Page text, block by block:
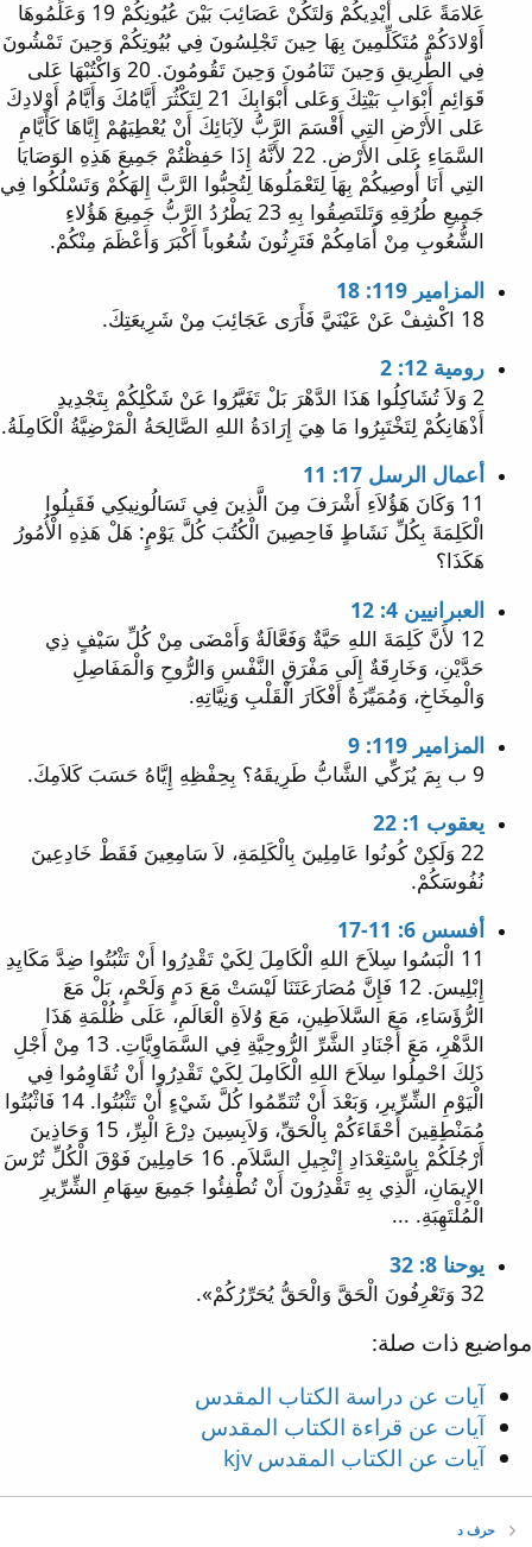
عَلامَةً عَلى أَيْدِيكُمْ وَلتَكُنْ عَصَائِبَ بَيْنَ عُيُونِكُمْ 19 وَعَلِّمُوهَا
أَوْلادَكُمْ مُتَكَلِّمِينَ بِهَا حِينَ تَجْلِسُونَ فِي بُيُوتِكُمْ وَحِينَ تَمْشُونَ
فِي الطَّرِيقِ وَحِينَ تَنَامُونَ وَحِينَ تَقُومُونَ. 20 وَاكْتُبْهَا عَلى
قَوَائِمِ أَبْوَابِ بَيْتِكَ وَعَلى أَبْوَابِكَ 21 لِتَكْثُرَ أَيَّامُكَ وَأَيَّامُ أَوْلادِكَ
عَلى الأَرْضِ التِي أَقْسَمَ الرَّبُّ لآِبَائِكَ أَنْ يُعْطِيَهُمْ إِيَّاهَا كَأَيَّامِ
السَّمَاءِ عَلى الأَرْضِ. 22 لأَنَّهُ إِذَا حَفِظْتُمْ جَمِيعَ هَذِهِ الوَصَايَا
التِي أَنَا أُوصِيكُمْ بِهَا لِتَعْمَلُوهَا لِتُحِبُّوا الرَّبَّ إِلهَكُمْ وَتَسْلُكُوا فِي
جَمِيعِ طُرُقِهِ وَتَلتَصِقُوا بِهِ 23 يَطْرُدُ الرَّبُّ جَمِيعَ هَؤُلاءِ
الشُّعُوبِ مِنْ أَمَامِكُمْ فَتَرِثُونَ شُعُوباً أَكْبَرَ وَأَعْظَمَ مِنْكُمْ.
المزامير 119: 18
18 اكْشِفْ عَنْ عَيْنَيَّ فَأَرَى عَجَائِبَ مِنْ شَرِيعَتِكَ.
رومية 12: 2
2 وَلاَ تُشَاكِلُوا هَذَا الدَّهْرَ بَلْ تَغَيَّرُوا عَنْ شَكْلِكُمْ بِتَجْدِيدِ
أَذْهَانِكُمْ لِتَخْتَبِرُوا مَا هِيَ إِرَادَةُ اللهِ الصَّالِحَةُ الْمَرْضِيَّةُ الْكَامِلَةُ.
أعمال الرسل 17: 11
11 وَكَانَ هَؤُلاَءِ أَشْرَفَ مِنَ الَّذِينَ فِي تَسَالُونِيكِي فَقَبِلُوا
الْكَلِمَةَ بِكُلِّ نَشَاطٍ فَاحِصِينَ الْكُتُبَ كُلَّ يَوْمٍ: هَلْ هَذِهِ الْأُمُورُ
هَكَذَا؟
العبرانيين 4: 12
12 لأَنَّ كَلِمَةَ اللهِ حَيَّةٌ وَفَعَّالَةٌ وَأَمْضَى مِنْ كُلِّ سَيْفٍ ذِي
حَدَّيْنِ، وَخَارِقَةٌ إِلَى مَفْرَقِ النَّفْسِ وَالرُّوحِ وَالْمَفَاصِلِ
وَالْمِخَاخِ، وَمُمَيِّزَةٌ أَفْكَارَ الْقَلْبِ وَنِيَّاتِهِ.
المزامير 119: 9
9 ب بِمَ يُزَكِّي الشَّابُّ طَرِيقَهُ؟ بِحِفْظِهِ إِيَّاهُ حَسَبَ كَلاَمِكَ.
يعقوب 1: 22
22 وَلَكِنْ كُونُوا عَامِلِينَ بِالْكَلِمَةِ، لاَ سَامِعِينَ فَقَطْ خَادِعِينَ
نُفُوسَكُمْ.
أفسس 6: 11-17
11 الْبَسُوا سِلاَحَ اللهِ الْكَامِلَ لِكَيْ تَقْدِرُوا أَنْ تَثْبُتُوا ضِدَّ مَكَايِدِ
إِبْلِيسَ. 12 فَإِنَّ مُصَارَعَتَنَا لَيْسَتْ مَعَ دَمٍ وَلَحْمٍ، بَلْ مَعَ
الرُّؤَسَاءِ، مَعَ السَّلاَطِينِ، مَعَ وُلاَةِ الْعَالَمِ، عَلَى ظُلْمَةِ هَذَا
الدَّهْرِ، مَعَ أَجْنَادِ الشَّرِّ الرُّوحِيَّةِ فِي السَّمَاوِيَّاتِ. 13 مِنْ أَجْلِ
ذَلِكَ احْمِلُوا سِلاَحَ اللهِ الْكَامِلَ لِكَيْ تَقْدِرُوا أَنْ تُقَاوِمُوا فِي
الْيَوْمِ الشِّرِّيرِ، وَبَعْدَ أَنْ تُتَمِّمُوا كُلَّ شَيْءٍ أَنْ تَثْبُتُوا. 14 فَاثْبُتُوا
مُمَنْطِقِينَ أَحْقَاءَكُمْ بِالْحَقِّ، وَلاَبِسِينَ دِرْعَ الْبِرِّ، 15 وَحَاذِينَ
أَرْجُلَكُمْ بِاسْتِعْدَادِ إِنْجِيلِ السَّلاَمِ. 16 حَامِلِينَ فَوْقَ الْكُلِّ تُرْسَ
الإِيمَانِ، الَّذِي بِهِ تَقْدِرُونَ أَنْ تُطْفِئُوا جَمِيعَ سِهَامِ الشِّرِّيرِ
الْمُلْتَهِبَةِ. ...
يوحنا 8: 32
32 وَتَعْرِفُونَ الْحَقَّ وَالْحَقُّ يُحَرِّرُكُمْ».
مواضيع ذات صلة:
آيات عن دراسة الكتاب المقدس
آيات عن قراءة الكتاب المقدس
آيات عن الكتاب المقدس kjv
حرف د